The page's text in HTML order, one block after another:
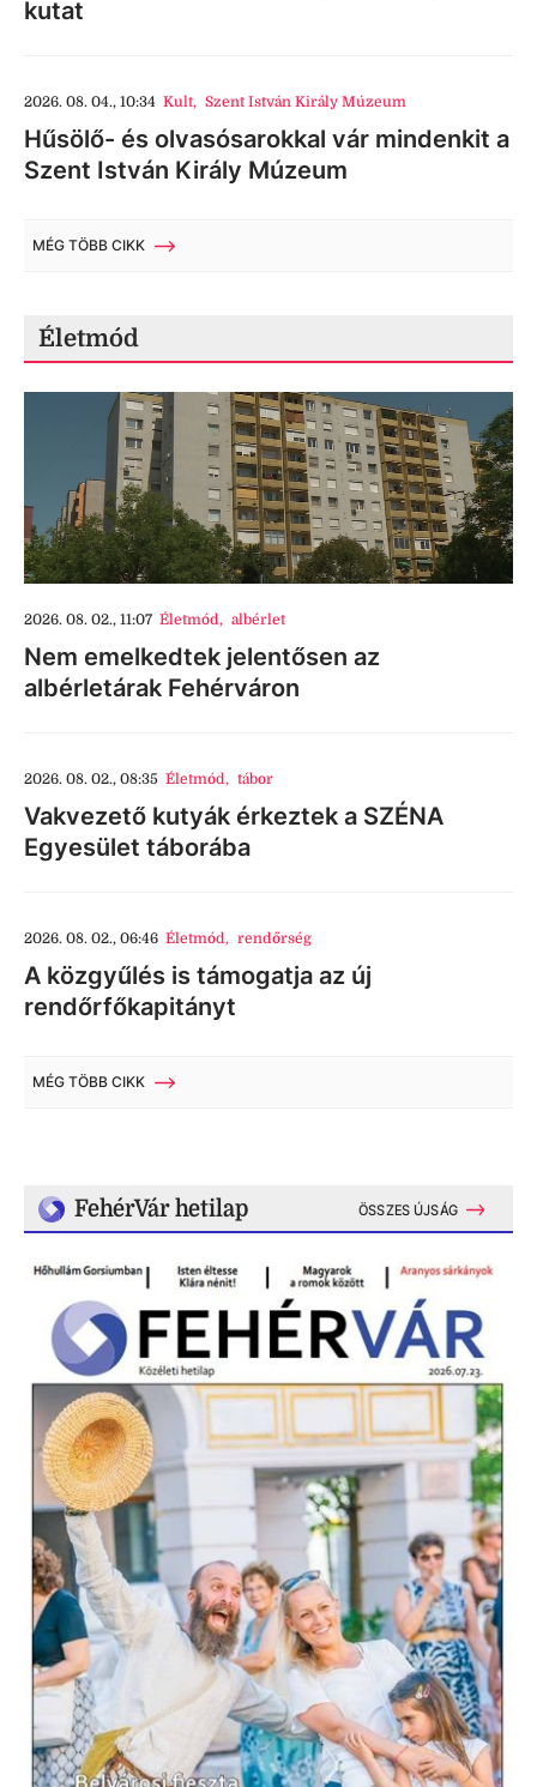
kutat
2026. 08. 04., 10:34 Kult, Szent István Király Múzeum
Hűsölő- és olvasósarokkal vár mindenkit a
Szent István Király Múzeum
MÉG TÖBB CIKK
Életmód
2026. 08. 02., 11:07 Életmód, albérlet
Nem emelkedtek jelentősen az
albérletárak Fehérváron
2026. 08. 02., 08:35 Életmód, tábor
Vakvezető kutyák érkeztek a SZÉNA
Egyesület táborába
2026. 08. 02., 06:46 Életmód, rendőrség
A közgyűlés is támogatja az új
rendőrfőkapitányt
MÉG TÖBB CIKK
FehérVár hetilap ÖSSZES ÚJSÁG